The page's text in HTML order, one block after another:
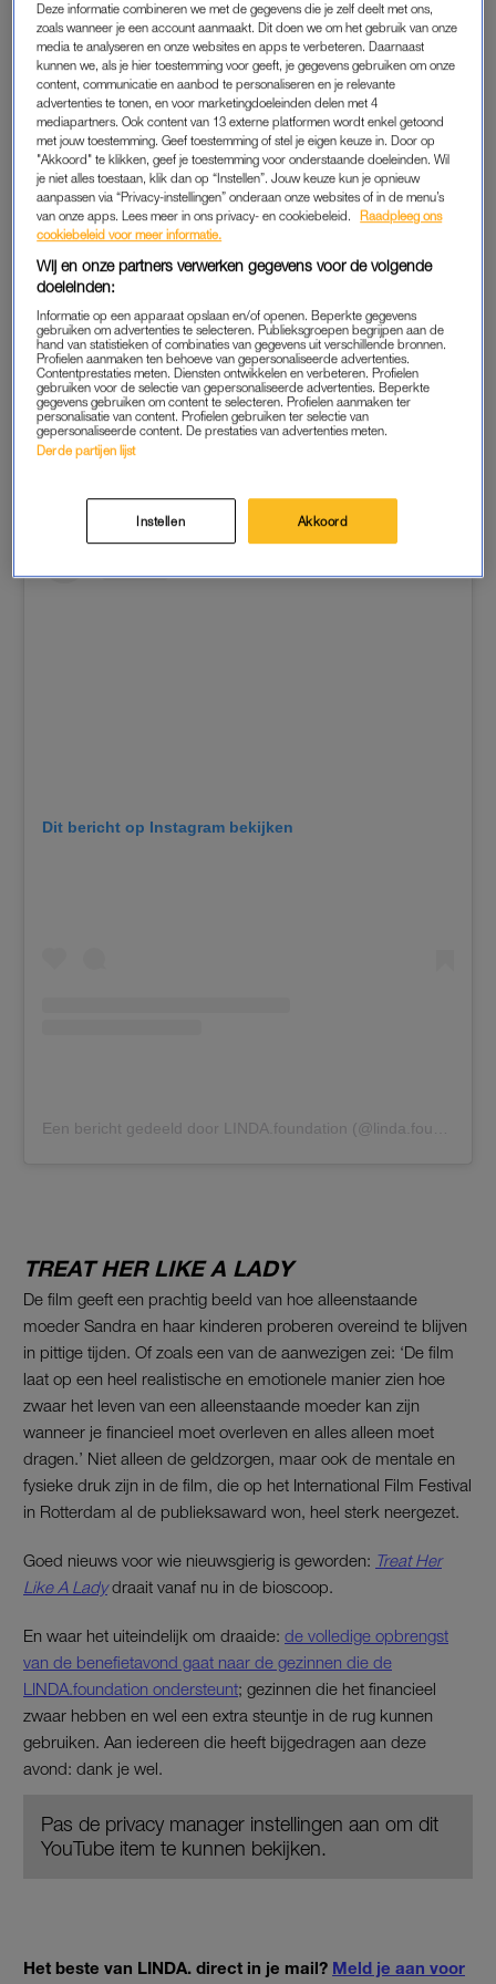
Bij aankomst begon de beleving meteen goed. IJscuypje
Amsterdam stond klaar met een speciaal ontwikkeldeTreat
Her Like A Lady-ijssmaak. ‘Pink Velvet’, romig roze-wit
chocolade-ijs met een frisse aardbeienswirl, zorgde voor een
feestelijke en zoete start van de avond.
LINDA.FOUNDATION
Voorafgaand aan de film ging LINDA.’s hoofdredacteur
Swerink in gesprek met hoofdrolspeler Nienke Plas, regisseur
Paloma Aguilera Valdebenito en Jocelyn Nassenstein-Brouwer
van de LINDA.foundation. Het werd een persoonlijk en open
gesprek over de drijfveren achter de film en de persoonlijke
elementen en impact van het verhaal.
Tekst gaat verder onder de Instagrampost.
Dit bericht op Instagram bekijken
TREAT HER LIKE A LADY
De film geeft een prachtig beeld van hoe alleenstaande
moeder Sandra en haar kinderen proberen overeind te blijven
in pittige tijden. Of zoals een van de aanwezigen zei: ‘De film
laat op een heel realistische en emotionele manier zien hoe
zwaar het leven van een alleenstaande moeder kan zijn
wanneer je financieel moet overleven en alles alleen moet
dragen.’ Niet alleen de geldzorgen, maar ook de mentale en
fysieke druk zijn in de film, die op het International Film Festival
in Rotterdam al de publieksaward won, heel sterk neergezet.
Goed nieuws voor wie nieuwsgierig is geworden: Treat Her
Like A Ladydraait vanaf nu in de bioscoop.
En waar het uiteindelijk om draaide: de volledige opbrengst
van de benefietavond gaat naar de gezinnen die de
LINDA.foundation ondersteunt; gezinnen die het financieel
zwaar hebben en wel een extra steuntje in de rug kunnen
gebruiken. Aan iedereen die heeft bijgedragen aan deze
avond: dank je wel.
Pas de privacy manager instellingen aan om dit
YouTube item te kunnen bekijken.
Het beste van LINDA. direct in je mail? Meld je aan voor
Deze informatie combineren we met de gegevens die je zelf deelt met ons,
zoals wanneer je een account aanmaakt. Dit doen we om het gebruik van onze
media te analyseren en onze websites en apps te verbeteren. Daarnaast
kunnen we, als je hier toestemming voor geeft, je gegevens gebruiken om onze
content, communicatie en aanbod te personaliseren en je relevante
advertenties te tonen, en voor marketingdoeleinden delen met 4
mediapartners. Ook content van 13 externe platformen wordt enkel getoond
met jouw toestemming. Geef toestemming of stel je eigen keuze in. Door op
"Akkoord" te klikken, geef je toestemming voor onderstaande doeleinden. Wil
je niet alles toestaan, klik dan op “Instellen”. Jouw keuze kun je opnieuw
aanpassen via “Privacy-instellingen” onderaan onze websites of in de menu’s
van onze apps. Lees meer in ons privacy- en cookiebeleid.
Raadpleeg ons
cookiebeleid voor meer informatie.
Wij en onze partners verwerken gegevens voor de volgende
doeleinden:
Informatie op een apparaat opslaan en/of openen. Beperkte gegevens
gebruiken om advertenties te selecteren. Publieksgroepen begrijpen aan de
hand van statistieken of combinaties van gegevens uit verschillende bronnen.
Profielen aanmaken ten behoeve van gepersonaliseerde advertenties.
Contentprestaties meten. Diensten ontwikkelen en verbeteren. Profielen
gebruiken voor de selectie van gepersonaliseerde advertenties. Beperkte
gegevens gebruiken om content te selecteren. Profielen aanmaken ter
personalisatie van content. Profielen gebruiken ter selectie van
gepersonaliseerde content. De prestaties van advertenties meten.
Derde partijen lijst
Instellen Akkoord